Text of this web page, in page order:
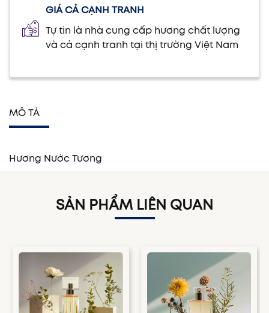
GIÁ CẢ CẠNH TRANH
Tự tin là nhà cung cấp hương chất lượng
và cả cạnh tranh tại thị trường Việt Nam
MÔ TẢ
Hương Nước Tương
SẢN PHẨM LIÊN QUAN